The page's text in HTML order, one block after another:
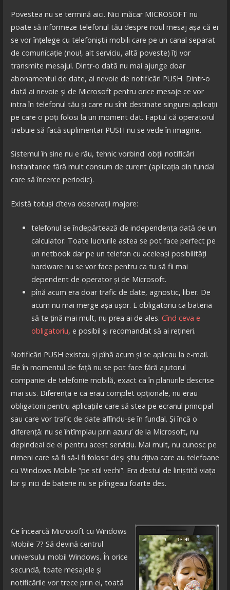
Povestea nu se termină aici. Nici măcar MICROSOFT nu
poate să informeze telefonul tău despre noul mesaj așa că ei
se vor înțelege cu telefoniștii mobili care pe un canal separat
de comunicație (nou!, alt serviciu, altă poveste) îți vor
transmite mesajul. Dintr-o dată nu mai ajunge doar
abonamentul de date, ai nevoie de notificări PUSH. Dintr-o
dată ai nevoie și de Microsoft pentru orice mesaje ce vor
intra în telefonul tău și care nu sînt destinate singurei aplicații
pe care o poți folosi la un moment dat. Faptul că operatorul
trebuie să facă suplimentar PUSH nu se vede în imagine.
Sistemul în sine nu e rău, tehnic vorbind: obții notificări
instantanee fără mult consum de curent (aplicația din fundal
care să încerce periodic).
Există totuși cîteva observații majore:
telefonul se îndepărtează de independența dată de un
calculator. Toate lucrurile astea se pot face perfect pe
un netbook dar pe un telefon cu aceleași posibilități
hardware nu se vor face pentru ca tu să fii mai
dependent de operator și de Microsoft.
pînă acum era doar trafic de date, agnostic, liber. De
acum nu mai merge așa ușor. E obligatoriu ca bateria
să te țină mai mult, nu prea ai de ales. Cînd ceva e
obligatoriu, e posibil și recomandat să ai rețineri.
Notificări PUSH existau și pînă acum și se aplicau la e-mail.
Ele în momentul de față nu se pot face fără ajutorul
companiei de telefonie mobilă, exact ca în planurile descrise
mai sus. Diferența e ca erau complet opționale, nu erau
obligatorii pentru aplicațiile care să stea pe ecranul principal
sau care vor trafic de date aflîndu-se în fundal. Și încă o
diferență: nu se întîmplau prin azuru’ de la Microsoft, nu
depindeai de ei pentru acest serviciu. Mai mult, nu cunosc pe
nimeni care să fi să-l fi folosit deși știu cîțiva care au telefoane
cu Windows Mobile “pe stil vechi”. Era destul de liniștită viața
lor și nici de baterie nu se plîngeau foarte des.
Ce încearcă Microsoft cu Windows
Mobile 7? Să devină centrul
universului mobil Windows. În orice
secundă, toate mesajele și
notificările vor trece prin ei, toată